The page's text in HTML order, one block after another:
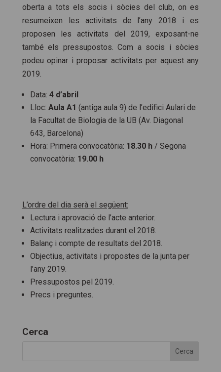
oberta a tots els socis i sòcies del club, on es
resumeixen les activitats de l’any 2018 i es
proposen les activitats del 2019, exposant-ne
també els pressupostos. Com a socis i sòcies
podeu opinar i proposar activitats per aquest any
2019.
Data: 4 d’abril
Lloc: Aula A1 (antiga aula 9) de l’edifici Aulari de
la Facultat de Biologia de la UB (Av. Diagonal
643, Barcelona)
Hora: Primera convocatòria: 18.30 h/ Segona
convocatòria: 19.00 h
L’ordre del dia serà el següent:
Lectura i aprovació de l’acte anterior.
Activitats realitzades durant el 2018.
Balanç i compte de resultats del 2018.
Objectius, activitats i propostes de la junta per
l’any 2019.
Pressupostos pel 2019.
Precs i preguntes.
Cerca